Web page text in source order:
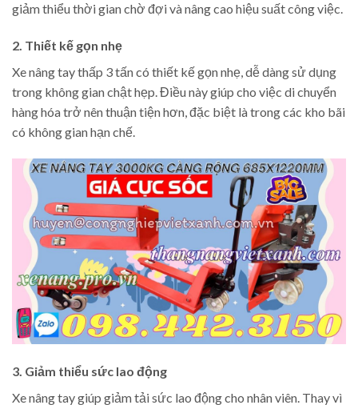
giảm thiểu thời gian chờ đợi và nâng cao hiệu suất công việc.
2. Thiết kế gọn nhẹ
Xe nâng tay thấp 3 tấn có thiết kế gọn nhẹ, dễ dàng sử dụng
trong không gian chật hẹp. Điều này giúp cho việc di chuyển
hàng hóa trở nên thuận tiện hơn, đặc biệt là trong các kho bãi
có không gian hạn chế.
3. Giảm thiểu sức lao động
Xe nâng tay giúp giảm tải sức lao động cho nhân viên. Thay vì